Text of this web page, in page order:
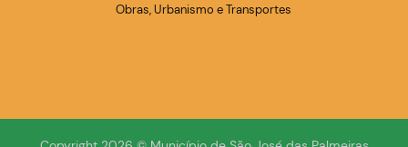
Obras, Urbanismo e Transportes